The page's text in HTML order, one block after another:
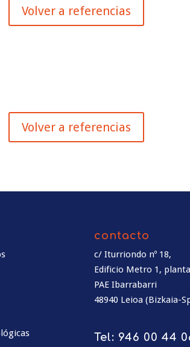
Volver a referencias
Volver a referencias
contacto
c/ Iturriondo nº 18,
Edificio Metro 1, planta
PAE Ibarrabarri
48940 Leioa (Bizkaia-
Tel: 946 00 44